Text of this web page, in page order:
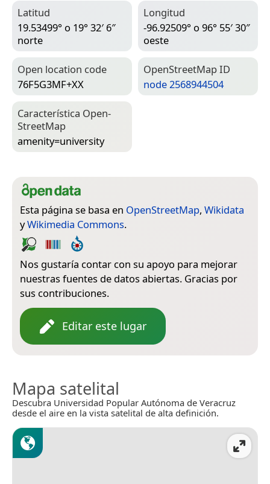
Latitud
19.53499° o 19° 32′ 6″
norte
Longitud
-96.92509° o 96° 55′ 30″
oeste
Open location code
76F5G3MF+XX
Open­Street­Map ID
node 2568944504
Característica Open­
Street­Map
amenity=­university
Esta página se basa en OpenStreetMap, Wikidata
yWikimedia Commons.
Nos gustaría contar con su apoyo para mejorar
nuestras fuentes de datos abiertas. Gracias por
sus contribuciones.
Editar este lugar
Mapa satelital
Descubra Universidad Popular Autónoma de Veracruz
desde el aire en la vista satelital de alta definición.